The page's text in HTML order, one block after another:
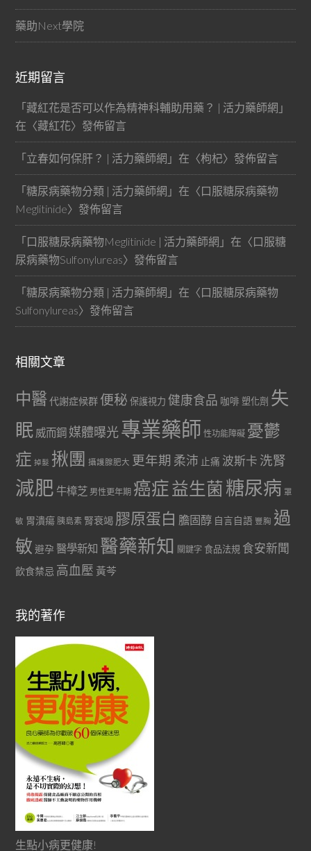
藥助Next學院
近期留言
「藏紅花是否可以作為精神科輔助用藥？ | 活力藥師網 」
在〈藏紅花〉發佈留言
「立春如何保肝？ | 活力藥師網 」在〈枸杞〉發佈留言
「糖尿病藥物分類 | 活力藥師網 」在〈口服糖尿病藥物
Meglitinide〉發佈留言
「口服糖尿病藥物Meglitinide | 活力藥師網 」在〈口服糖
尿病藥物Sulfonylureas〉發佈留言
「糖尿病藥物分類 | 活力藥師網 」在〈口服糖尿病藥物
Sulfonylureas〉發佈留言
相關文章
中醫代謝症候群 便秘 保護視力 健康食品 咖啡 塑化劑 失
眠 威而鋼 媒體曝光專業藥師 性功能障礙 憂鬱
症 掉髮 揪團 攝護腺肥大 更年期 柔沛 止痛 波斯卡 洗腎
減肥 牛樟芝 男性更年期 癌症益生菌 糖尿病 罩
敏 胃潰瘍 胰島素 腎衰竭 膠原蛋白 膽固醇 自言自語 豐胸 過
敏 避孕 醫學新知 醫藥新知 關鍵字 食品法規 食安新聞
飲食禁忌 高血壓 黃芩
我的著作
生點小病更健康!